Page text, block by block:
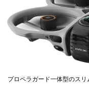
プロペラガード一体型のス